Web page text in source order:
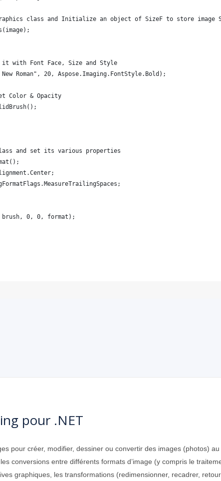
pour .NET
pour créer, modifier, dessiner ou convertir des images (photos)
conversions entre différents formats d’image (y compris le
graphiques, les transformations (redimensionner, recadrer,